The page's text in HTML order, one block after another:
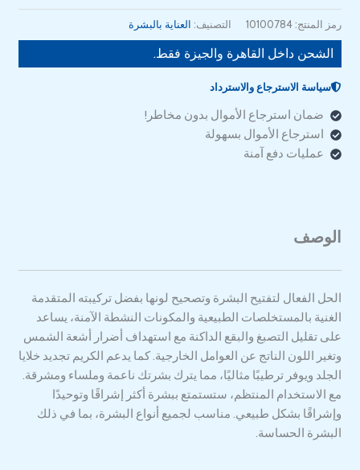
رمز المنتج: 10100784 التصنيف: العناية بالبشرة
الشحن داخل القاهرة والجيزة فقط.
سياسة الاسترجاع والاسترداد
ضمان استرجاع الأموال بدون مخاطر!
استرجاع الأموال بسهولة
عمليات دفع آمنة
الوصف
الحل الفعال لتفتيح البشرة وتصحيح لونها بفضل تركيبته المتقدمة
الغنية بالمستخلصات الطبيعية والمكونات النشطة الآمنة، يساعد
على تقليل التصبغ والبقع الداكنة مع استهداف أضرار أشعة الشمس
وتغير اللون الناتج عن العوامل الخارجية. كما يدعم الكريم تجديد خلايا
الجلد ويوفر ترطيبًا مثاليًا، مما يترك بشرتك ناعمة وملساء ومشرقة.
مع الاستخدام المنتظم، ستستمتع ببشرة أكثر إشراقًا وتوحيدًا
وإشراقًا بشكل طبيعي. مناسب لجميع أنواع البشرة، بما في ذلك
البشرة الحساسة.